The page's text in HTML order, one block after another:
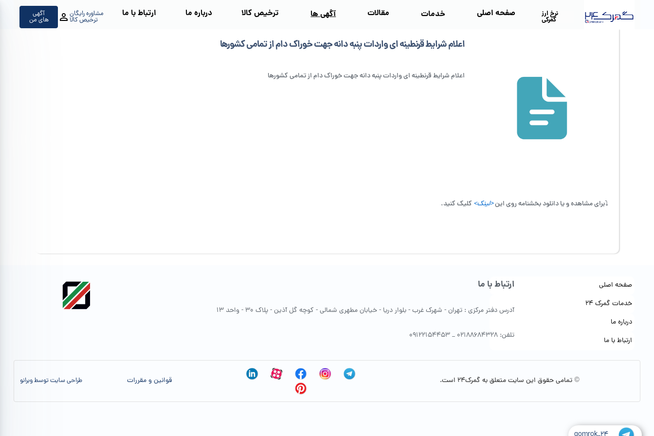
نرخ ارز
گمرکی
صفحه اصلی خدمات مقالات آگهی‌ ها ترخیص کالا درباره ما ارتباط با ما مشاوره رایگان
ترخیص کالا
آگهی
های من
اعلام شرایط قرنطینه ای واردات پنبه دانه جهت خوراک دام از تمامی کشورها
اعلام شرایط قرنطینه ای واردات پنبه دانه جهت خوراک دام از تمامی کشورها
⤵️برای مشاهده و یا دانلود بخشنامه روی این<لینک> کلیک کنید.
صفحه اصلی
خدمات گمرک 24
درباره ما
ارتباط با ما
ارتباط با ما
آدرس دفتر مرکزی : تهران - شهرک غرب - بلوار دریا - خیابان مطهری شمالی - کوچه گل آذین - پلاک 30 - واحد 13
تلفن: 02188684328 _ 09122154453
© تمامی حقوق این سایت متعلق به گمرک24 است. قوانین و مقررات طراحی سایت توسط وبرانو